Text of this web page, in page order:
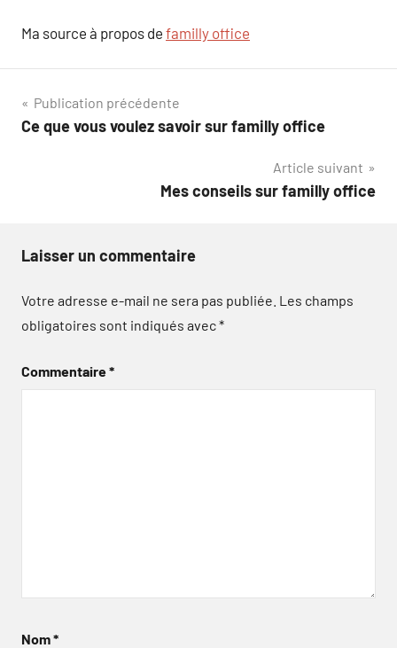
Ma source à propos de familly office
Navigation
de
Publication précédente
Ce que vous voulez savoir sur familly office
Article suivant
Mes conseils sur familly office
Laisser un commentaire
Votre adresse e-mail ne sera pas publiée. Les champs
obligatoires sont indiqués avec*
Commentaire*
Nom*